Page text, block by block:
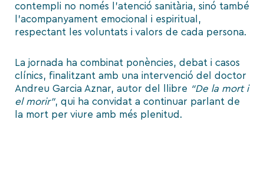
contempli no només l’atenció sanitària, sinó també
l’acompanyament emocional i espiritual,
respectant les voluntats i valors de cada persona.
La jornada ha combinat ponències, debat i casos
clínics, finalitzant amb una intervenció del doctor
Andreu Garcia Aznar, autor del llibre “De la mort i
el morir”, qui ha convidat a continuar parlant de
la mort per viure amb més plenitud.